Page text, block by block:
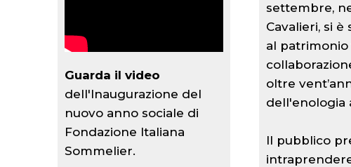
Guarda il video
dell'Inaugurazione del
nuovo anno sociale di
Fondazione Italiana
Sommelier.
settembre,
Cavalieri, si
al patrimonio
oltre
dell'enologia
Il pubblico